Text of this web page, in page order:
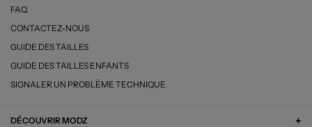
FAQ
CONTACTEZ-NOUS
GUIDE DES TAILLES
GUIDE DES TAILLES ENFANTS
SIGNALER UN PROBLÈME TECHNIQUE
DÉCOUVRIR MODZ